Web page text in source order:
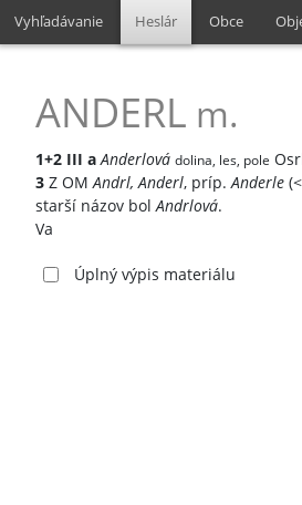
Vyhľadávanie Heslár Obce
ANDERL m.
1+2 III a Anderlová dolina, les, pole
3 Z OMAndrl, Anderl, príp.Anderle
starší názov bolAndrlová.
Va
Úplný výpis materiálu